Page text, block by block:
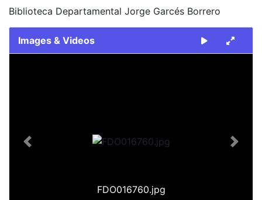
Biblioteca Departamental Jorge Garcés Borrero
Images & Videos
FDO016760.jpg
Previous Next